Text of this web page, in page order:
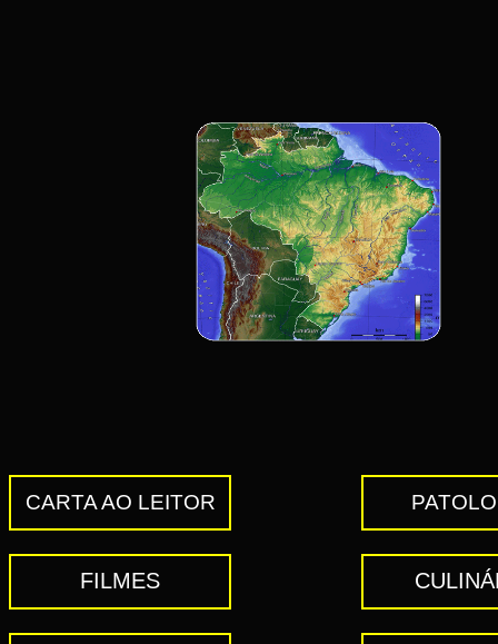
CARTA AO LEITOR
FILMES